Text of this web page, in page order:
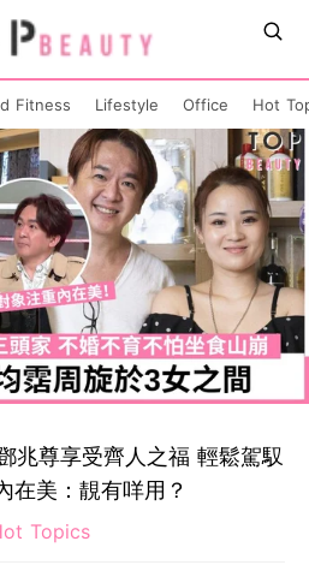
Fitness Lifestyle Office Hot
兆尊享受齊人之福 輕鬆駕馭
在美：靚有咩用？
Topics